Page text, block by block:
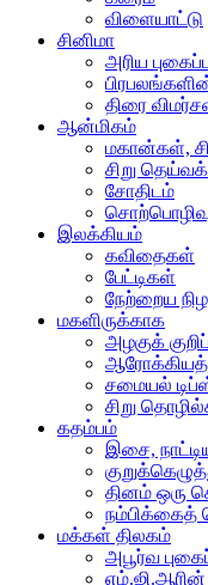
விளையாட்டு
சினிமா
அரிய
திரை
ஆன்மிகம்
மகான்கள்,
சிறு
சோதிடம்
இலக்கியம்
கவிதைகள்
பேட்டிகள்
நேற்றைய
மகளிருக்காக
அழகுக்
சமையல்
சிறு
கதம்பம்
இசை,
தினம் ஒரு
நம்பிக்கைத்
மக்கள் திலகம்
அபூர்வ
எம்.ஜி.ஆரின்